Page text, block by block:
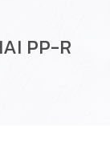
PP-R